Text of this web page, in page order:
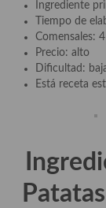
Las opiniones
Prensa
Recetas
Airfryer recetas
Aderezos,
aditivos
Ingrediente
Tiempo de
Comensales: 4
Precio: alto
Dificultad:
Está receta